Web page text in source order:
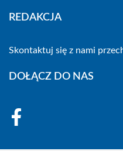
REDAKCJA
Skontaktuj się z nami
DOŁĄCZ DO NAS